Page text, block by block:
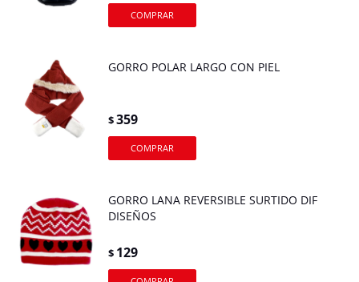
GORRO POLAR LARGO CON PIEL
$359
GORRO LANA REVERSIBLE SURTIDO DIF
DISEÑOS
$ 129